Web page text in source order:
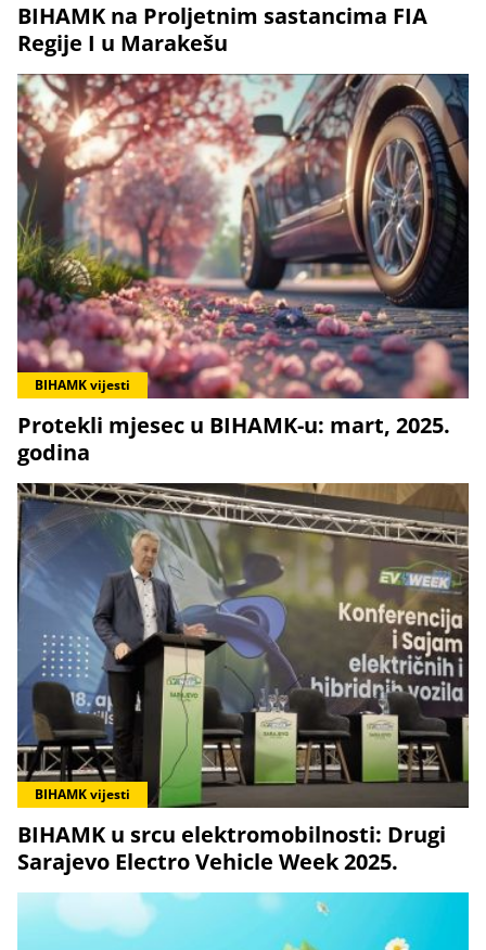
BIHAMK na Proljetnim sastancima FIA
Regije I u Marakešu
BIHAMK vijesti
Protekli mjesec u BIHAMK-u: mart, 2025.
godina
BIHAMK vijesti
BIHAMK u srcu elektromobilnosti: Drugi
Sarajevo Electro Vehicle Week 2025.